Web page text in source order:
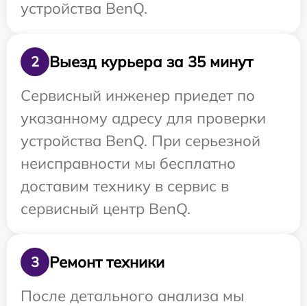
устройства BenQ.
2
Выезд курьера за 35 минут
Сервисный инженер приедет по
указанному адресу для проверки
устройства BenQ. При серьезной
неисправности мы бесплатно
доставим технику в сервис в
сервисный центр BenQ.
3
Ремонт техники
После детального анализа мы